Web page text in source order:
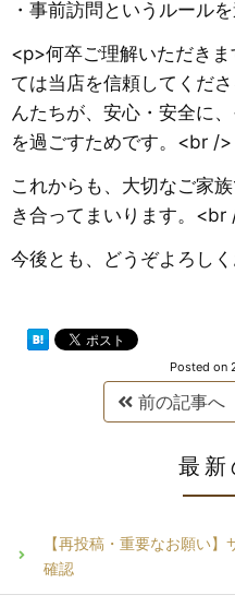
・事前訪問というルール
<p>​何卒ご理解いただき
ては当店を信頼してくだ
んたちが、安心・安全に
を過ごすためです。<br />
これからも、大切なご家
き合ってまいります。<br
今後とも、どうぞよろし
Posted on
前の記事へ
最新
【再投稿・重要なお願い
確認